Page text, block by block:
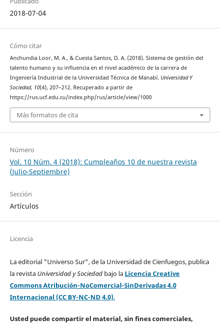
2018-07-04
Cómo citar
Anchundia Loor, M. A., & Cuesta Santos, D. A. (2018). Sistema de gestión del
talento humano y su influencia en el nivel académico de la carrera de
Ingeniería Industrial de la Universidad Técnica de Manabí. Universidad Y
Sociedad, 10(4), 207–212. Recuperado a partir de
https://rus.ucf.edu.cu/index.php/rus/article/view/1000
Más formatos de cita
Número
Vol. 10 Núm. 4 (2018): Cumpleaños 10 de nuestra revista
(Julio-Septiembre)
Sección
Artículos
Licencia
La editorial "Universo Sur", de la Universidad de Cienfuegos, publica
la revista Universidad y Sociedad bajo la Licencia Creative
Commons Atribución-NoComercial-SinDerivadas 4.0
Internacional (CC BY-NC-ND 4.0).
Usted puede compartir el material, sin fines comerciales,